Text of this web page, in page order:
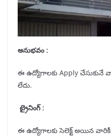
అనుభవం :
ఈ ఉద్యోగాలకు Apply చేసుకునే
లేదు.
ట్రైనింగ్ :
ఈ ఉద్యోగాలకు సెలెక్ట్ అయిన వారికీ